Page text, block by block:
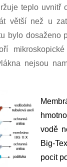
teplo uvnitř
větší než u
bylo dosaženo
nejsou
vodě
Big-
pocit